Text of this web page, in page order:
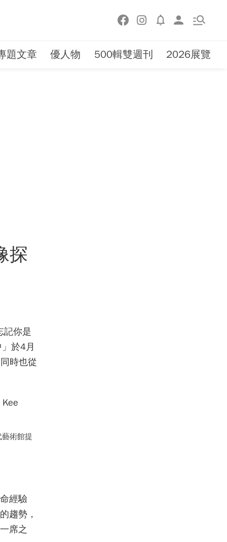
題文章 優人物 500輯雙週刊 2026展覽
探
記你是
於4月
時也從
術館提
經驗
趨勢，
席之